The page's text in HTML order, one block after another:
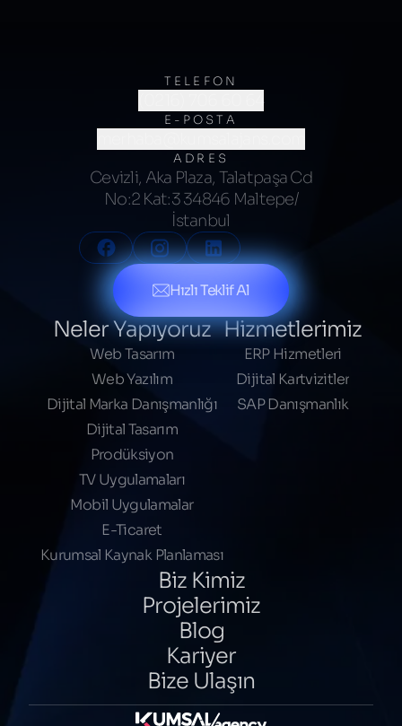
TELEFON
(0216) 706 60 64
E-POSTA
ADRES
Cevizli, Aka Plaza, Talatpaşa Cd
No:2 Kat:3 34846 Maltepe/
İstanbul
Hızlı Teklif Al
Neler Yapıyoruz
Web Tasarım
Web Yazılım
Dijital Marka Danışmanlığı
Dijital Tasarım
Prodüksiyon
TV Uygulamaları
Mobil Uygulamalar
E-Ticaret
Kurumsal Kaynak Planlaması
Hizmetlerimiz
ERP Hizmetleri
Dijital Kartvizitler
SAP Danışmanlık
Biz Kimiz
Projelerimiz
Blog
Kariyer
Bize Ulaşın